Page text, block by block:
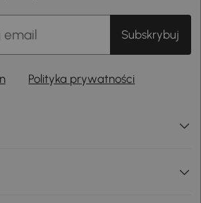
Subskrybuj
Polityka prywatności